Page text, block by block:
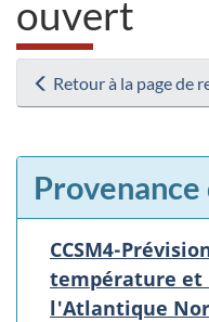
ouvert
Retour à la page de
Provenance
CCSM4-
température et
l'Atlantique